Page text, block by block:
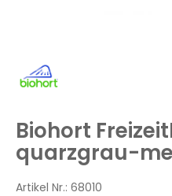
Zum
Anfang
springen
Biohort
quarzgrau-
Artikel Nr.: 68010